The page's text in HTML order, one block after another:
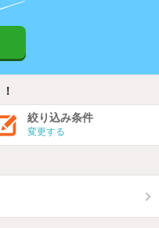
絞り込み条件
変更する